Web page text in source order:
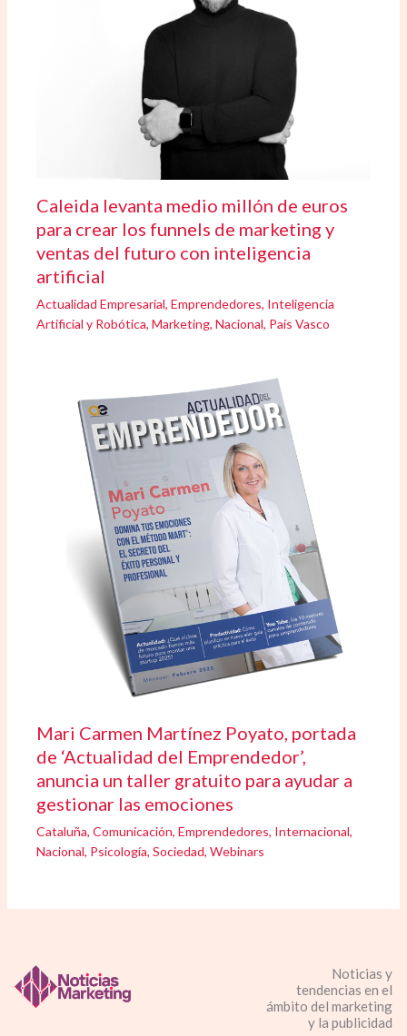
Caleida levanta medio millón de euros
para crear los funnels de marketing y
ventas del futuro con inteligencia
artificial
Actualidad Empresarial,Emprendedores, Inteligencia
Artificial y Robótica,Marketing,Nacional, País Vasco
Mari Carmen Martínez Poyato, portada
de ‘Actualidad del Emprendedor’,
anuncia un taller gratuito para ayudar a
gestionar las emociones
Cataluña,Comunicación,Emprendedores, Internacional,
Nacional, Psicología,Sociedad,Webinars
Noticias y
tendencias en el
ámbito del marketing
y la publicidad